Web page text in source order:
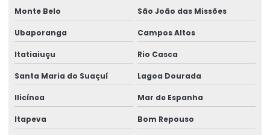
Monte Belo São João das Missões
Ubaporanga Campos Altos
Itatiaiuçu Rio Casca
Santa Maria do Suaçuí Lagoa Dourada
Ilicínea Mar de Espanha
Itapeva Bom Repouso